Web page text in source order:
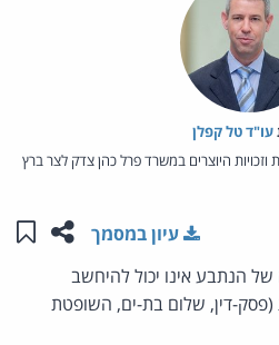
עו"ד טל קפלן
היוצרים במשרד פרל כהן צדק לצר ברץ
שתפו
עיון במסמך
הנתבע אינו יכול להיחשב
דין, שלום בת-ים, השופטת